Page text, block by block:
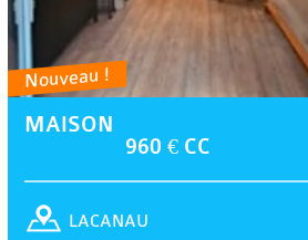
Nouveau !
MAISON
960 € CC
LACANAU